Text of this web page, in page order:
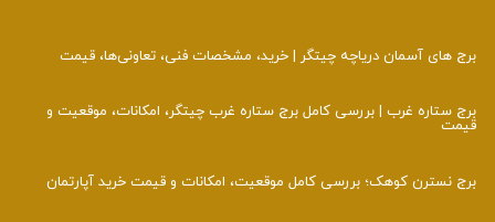
برج‌ های آسمان دریاچه چیتگر | خرید، مشخصات فنی، تعاونی‌ها، قیمت
برج ستاره غرب | بررسی کامل برج ستاره غرب چیتگر، امکانات، موقعیت و
قیمت
برج نسترن کوهک؛ بررسی کامل موقعیت، امکانات و قیمت خرید آپارتمان